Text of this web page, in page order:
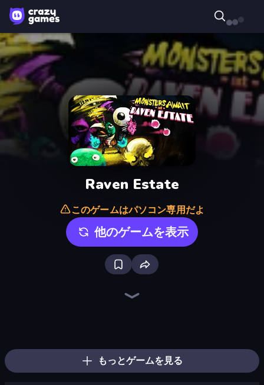
Raven Estate
このゲームはパソコン専用だよ
他のゲームを表示
もっとゲームを見る